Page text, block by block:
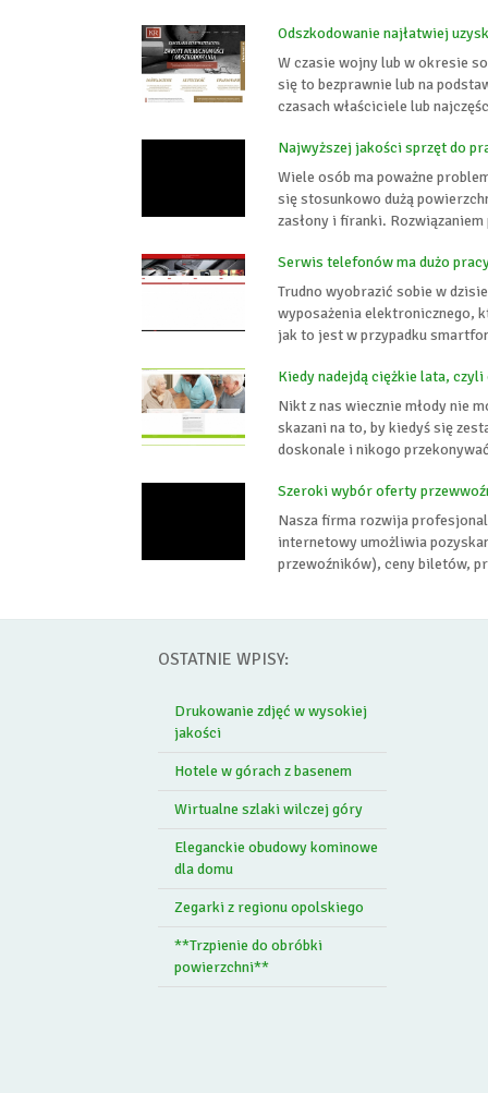
Odszkodowanie najłatwiej
W czasie wojny lub w okresie
się to bezprawnie lub na
czasach właściciele lub
Najwyższej jakości sprzęt do
Wiele osób ma poważne
się stosunkowo dużą
zasłony i firanki.
Serwis telefonów ma dużo
Trudno wyobrazić sobie w
wyposażenia elektronicznego,
jak to jest w przypadku
Kiedy nadejdą ciężkie lata,
Nikt z nas wiecznie młody nie
skazani na to, by kiedyś się
doskonale i nikogo
Szeroki wybór oferty
Nasza firma rozwija
internetowy umożliwia
przewoźników), ceny biletów,
OSTATNIE WPISY:
Drukowanie zdjęć w wysokiej
jakości
Hotele w górach z basenem
Wirtualne szlaki wilczej góry
Eleganckie obudowy kominowe
dla domu
Zegarki z regionu opolskiego
**Trzpienie do obróbki
powierzchni**